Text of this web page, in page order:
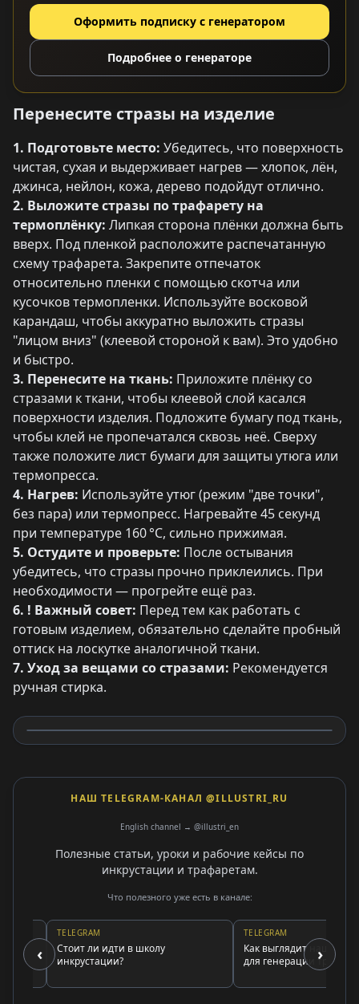
Оформить подписку с генератором
Подробнее о генераторе
Перенесите стразы на изделие
1. Подготовьте место: Убедитесь, что поверхность
чистая, сухая и выдерживает нагрев — хлопок, лён,
джинса, нейлон, кожа, дерево подойдут отлично.
2. Выложите стразы по трафарету на
термоплёнку: Липкая сторона плёнки должна быть
вверх. Под пленкой расположите распечатанную
схему трафарета. Закрепите отпечаток
относительно пленки с помощью скотча или
кусочков термопленки. Используйте восковой
карандаш, чтобы аккуратно выложить стразы
"лицом вниз" (клеевой стороной к вам). Это удобно
и быстро.
3. Перенесите на ткань: Приложите плёнку со
стразами к ткани, чтобы клеевой слой касался
поверхности изделия. Подложите бумагу под ткань,
чтобы клей не пропечатался сквозь неё. Сверху
также положите лист бумаги для защиты утюга или
термопресса.
4. Нагрев: Используйте утюг (режим "две точки",
без пара) или термопресс. Нагревайте 45 секунд
при температуре 160 °C, сильно прижимая.
5. Остудите и проверьте: После остывания
убедитесь, что стразы прочно приклеились. При
необходимости — прогрейте ещё раз.
6. ! Важный совет: Перед тем как работать с
готовым изделием, обязательно сделайте пробный
оттиск на лоскутке аналогичной ткани.
7. Уход за вещами со стразами: Рекомендуется
ручная стирка.
НАШ TELEGRAM-КАНАЛ @ILLUSTRI_RU
English channel → @illustri_en
Полезные статьи, уроки и рабочие кейсы по
инкрустации и трафаретам.
Что полезного уже есть в канале:
‹
TELEGRAM
Стоит ли идти в школу
инкрустации?
TELEGRAM
Как выглядит наша
для генерации трафаретов
›